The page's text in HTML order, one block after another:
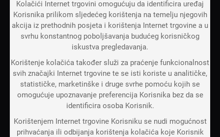
Kolačići Internet trgovini omogućuju da identificira uređaj
Korisnika prilikom sljedećeg korištenja na temelju njegovih
akcija iz prethodnih posjeta i korištenja Internet trgovine a u
svrhu konstantnog poboljšavanja budućeg korisničkog
iskustva pregledavanja.
Korištenje kolačića također služi za praćenje funkcionalnost
svih značajki Internet trgovine te se isti koriste u analitičke,
statističke, marketinške i druge svrhe pomoću kojih se
omogućuje upoznavanje preferencija Korisnika bez da se
identificira osoba Korisnik.
Korištenjem Internet trgovine Korisniku se nudi mogućnost
prihvaćanja ili odbijanja korištenja kolačića koje Korisnik